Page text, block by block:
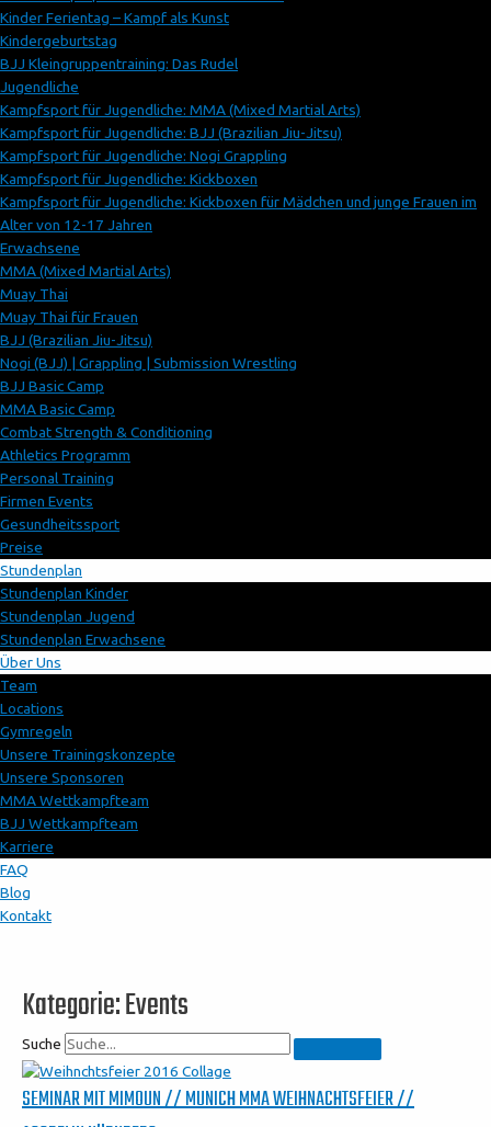
Kinder Ferientag – Kampf als Kunst
Kindergeburtstag
BJJ Kleingruppentraining: Das Rudel
Jugendliche
Kampfsport für Jugendliche: MMA (Mixed Martial Arts)
Kampfsport für Jugendliche: BJJ (Brazilian Jiu-Jitsu)
Kampfsport für Jugendliche: Nogi Grappling
Kampfsport für Jugendliche: Kickboxen
Kampfsport für Jugendliche: Kickboxen für Mädchen und junge Frauen im
Alter von 12-17 Jahren
Erwachsene
MMA (Mixed Martial Arts)
Muay Thai
Muay Thai für Frauen
BJJ (Brazilian Jiu-Jitsu)
Nogi (BJJ) | Grappling | Submission Wrestling
BJJ Basic Camp
MMA Basic Camp
Combat Strength & Conditioning
Athletics Programm
Personal Training
Firmen Events
Gesundheitssport
Preise
Stundenplan
Stundenplan Kinder
Stundenplan Jugend
Stundenplan Erwachsene
Über Uns
Team
Locations
Gymregeln
Unsere Trainingskonzepte
Unsere Sponsoren
MMA Wettkampfteam
BJJ Wettkampfteam
Karriere
FAQ
Blog
Kontakt
Kategorie: Events
Suche
SEMINAR MIT MIMOUN // MUNICH MMA WEIHNACHTSFEIER //